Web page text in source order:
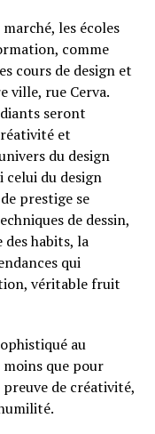
les écoles
comme
cours de design et
ville, rue Cerva.
seront
et
du design
celui du design
prestige se
de dessin,
des habits, la
qui
véritable fruit
au
moins que pour
de créativité,